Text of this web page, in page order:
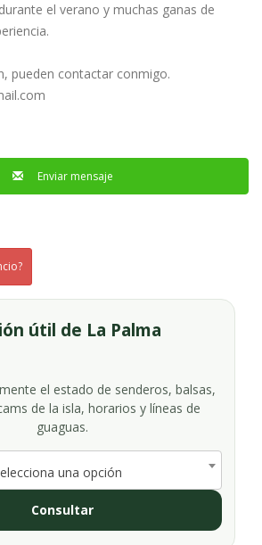
el verano y muchas ganas de
pueden contactar conmigo.
Enviar mensaje
útil de La Palma
el estado de senderos, balsas,
de la isla, horarios y líneas de
guaguas.
una opción
Consultar